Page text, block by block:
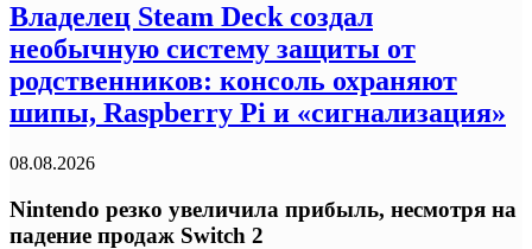
Владелец Steam Deck создал
необычную систему защиты от
родственников: консоль охраняют
шипы, Raspberry Pi и «сигнализация»
08.08.2026
Nintendo резко увеличила прибыль, несмотря на
падение продаж Switch 2